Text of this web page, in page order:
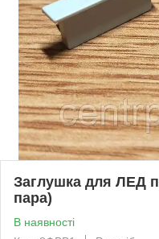
Заглушка для ЛЕД
пара)
В наявності